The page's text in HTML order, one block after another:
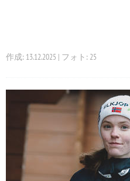
作成: 13.12.2025 | フォト: 25